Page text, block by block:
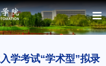
学考试“学术型”拟录